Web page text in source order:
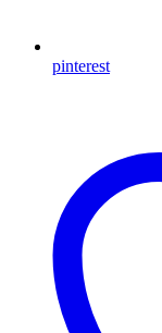
pinterest